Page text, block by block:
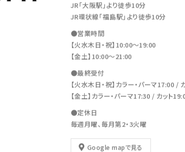
JR「大阪駅」より徒歩10分
JR環状線「福島駅」より徒歩10分
●営業時間
【火水木日・祝】10:00～19:00
【金土】10:00〜21:00
●最終受付
【火水木日・祝】カラー・パーマ17:00 /
【金土】カラー・パーマ17:30 / カット
●定休日
毎週月曜、毎月第2・3火曜
Google mapで見る